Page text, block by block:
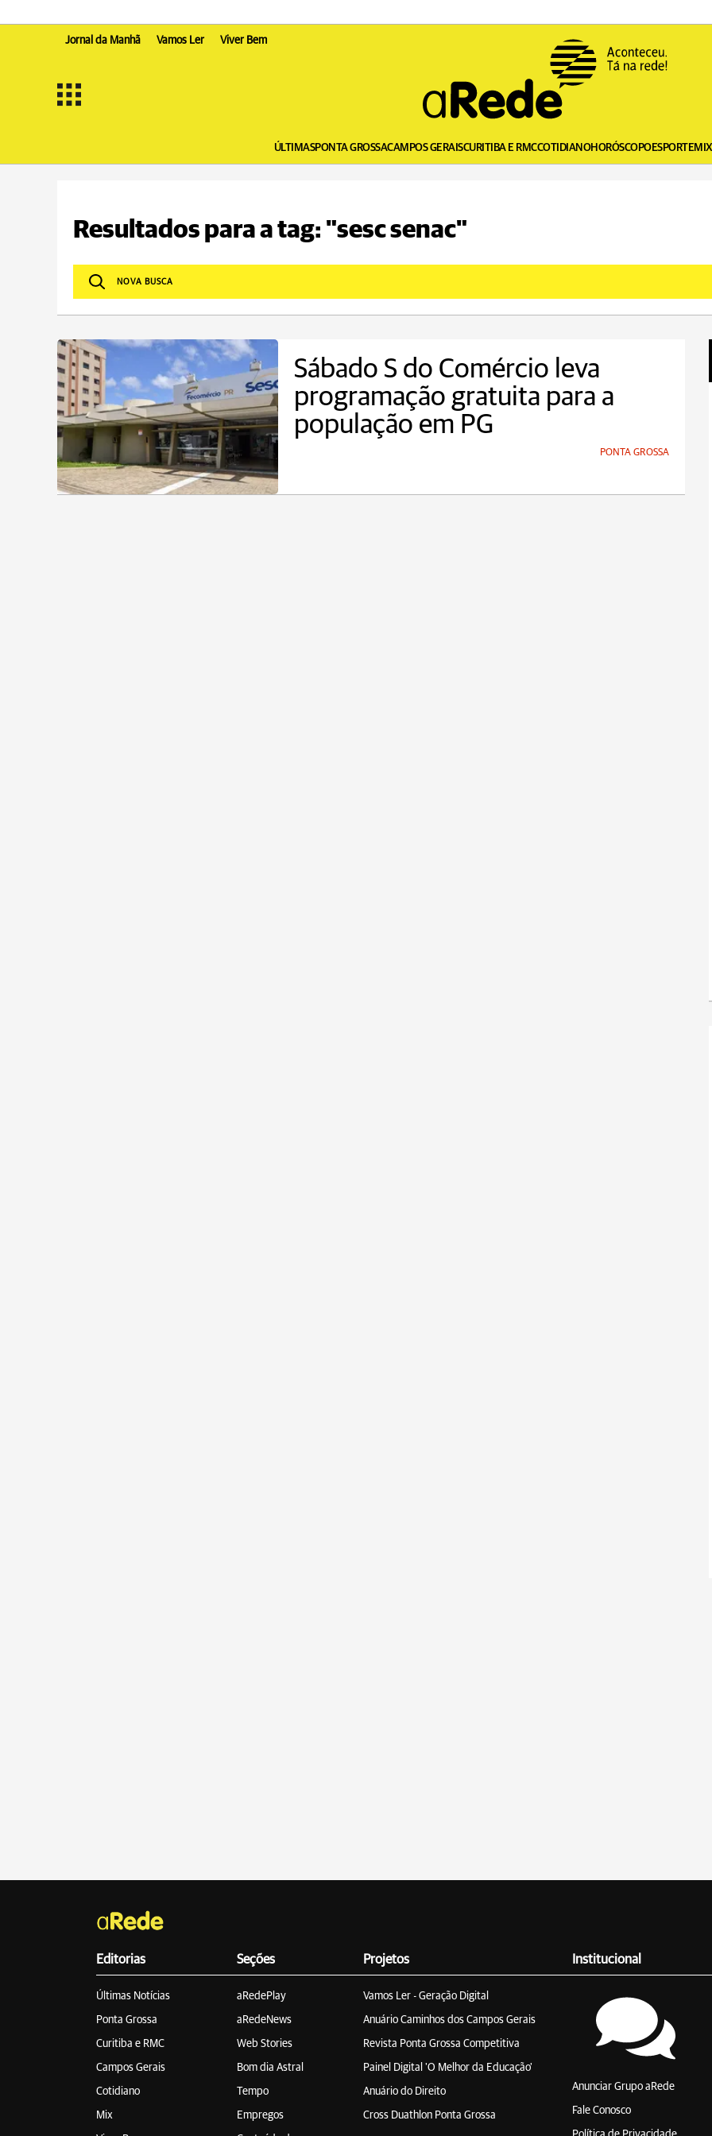
Jornal da Manhã Vamos Ler Viver Bem
ÚLTIMASPONTA GROSSACAMPOS GERAISCURITIBA E RMCCOTIDIANOHORÓSCOPOESPORTEMIX
Resultados para a tag: "sesc senac"
Sábado S do Comércio leva
programação gratuita para a
população em PG
PONTA GROSSA
Editorias
Últimas Notícias
Ponta Grossa
Curitiba e RMC
Campos Gerais
Cotidiano
Mix
Seções
aRedePlay
aRedeNews
Web Stories
Bom dia Astral
Tempo
Empregos
Projetos
Vamos Ler - Geração Digital
Anuário Caminhos dos Campos Gerais
Revista Ponta Grossa Competitiva
Painel Digital 'O Melhor da Educação'
Anuário do Direito
Cross Duathlon Ponta Grossa
Institucional
Anunciar Grupo aRede
Fale Conosco